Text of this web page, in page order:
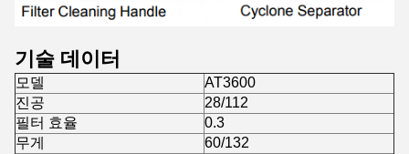
기술 데이터
모델
AT3600
진공
28/112
필터 효율
0.3
무게
60/132